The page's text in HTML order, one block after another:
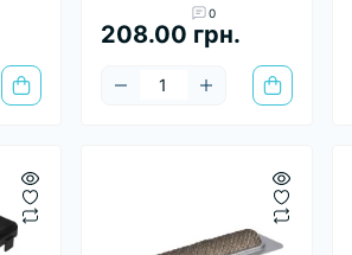
0
208.00 грн.